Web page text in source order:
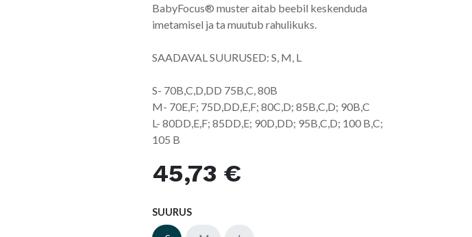
BabyFocus® muster aitab beebil keskenduda
imetamisel ja ta muutub rahulikuks.
SAADAVAL SUURUSED: S, M, L
S- 70B,C,D,DD 75B,C, 80B
M- 70E,F; 75D,DD,E,F; 80C,D; 85B,C,D; 90B,C
L- 80DD,E,F; 85DD,E; 90D,DD; 95B,C,D; 100 B,C;
105 B
45,73 €
SUURUS